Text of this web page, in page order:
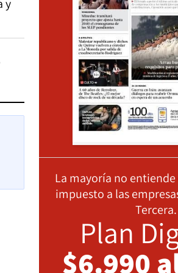
y
La mayoría no
impuesto a las
Tercera.
Plan
$6.990